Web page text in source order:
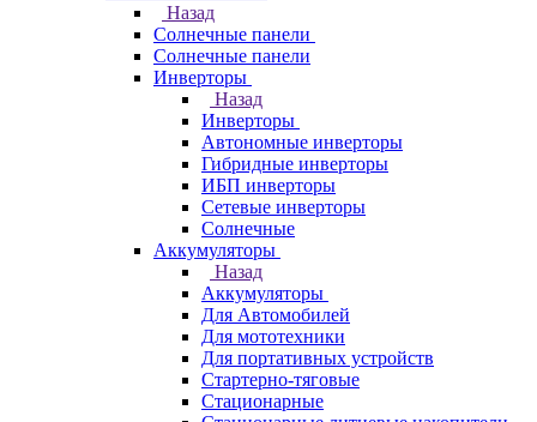
Назад
Солнечные панели
Солнечные панели
Инверторы
Назад
Инверторы
Автономные инверторы
Гибридные инверторы
ИБП инверторы
Сетевые инверторы
Солнечные
Аккумуляторы
Назад
Аккумуляторы
Для Автомобилей
Для мототехники
Для портативных устройств
Стартерно-тяговые
Стационарные